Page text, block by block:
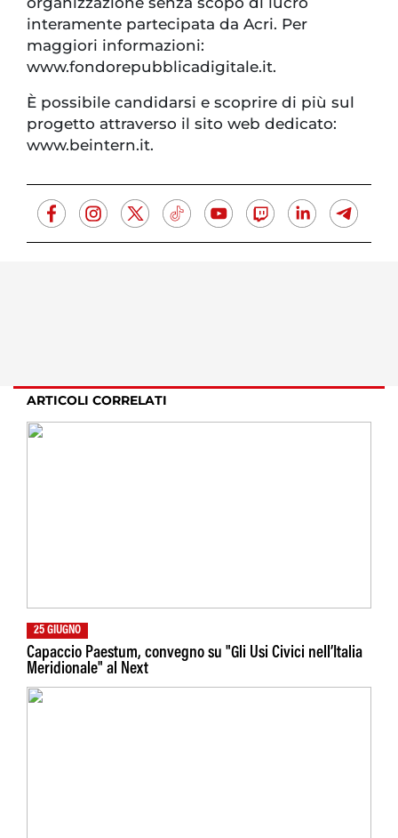
interamente partecipata da Acri. Per
maggiori informazioni:
www.fondorepubblicadigitale.it.
È possibile candidarsi e scoprire di più sul
progetto attraverso il sito web dedicato:
www.beintern.it.
ARTICOLI CORRELATI
25 GIUGNO
Capaccio Paestum, convegno su "Gli Usi Civici nell’Italia
Meridionale" al Next